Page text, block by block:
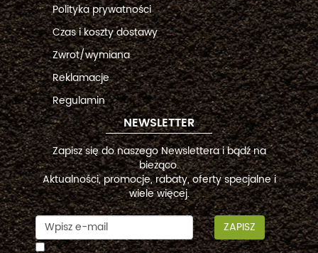
Polityka prywatności
Czas i koszty dostawy
Zwrot/wymiana
Reklamacje
Regulamin
NEWSLETTER
Zapisz się do naszego Newslettera i bądź na
bieżąco.
Aktualności, promocje, rabaty, oferty specjalne i
wiele więcej.
ZAPISZ